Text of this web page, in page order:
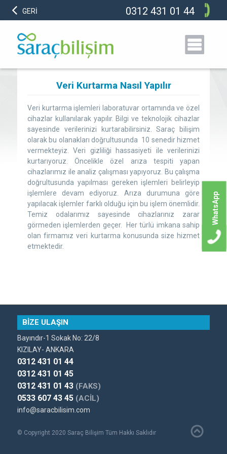
GERİ 0312 431 01 44
Veri Kurtarma Nasıl Yapılır
Veri kurtarma işlemleri laboratuvar ortamında ve özel
cihazlar kullanılarak yapılır. Bilgi ve teknolojik cihazlar
sayesinde verilerinizi kurtarabilirsiniz. Saraç bilişim
olarak bu olanakları doğrultusunda 10 senedir hizmet
vermekteyiz. Veri gizliliği hassasiyeti ile verilerinizi
kurtarıyoruz. Öncelikle özel arıza tespiti yapan
cihazlarımız ile analiz çalışması yapıyoruz. Bu çalışma
doğrultusunda yapılması gereken işlemleri belirleyip
işlemlere devam ediyoruz. Arıza durumuna göre
yapılacak işlemler farklı olduğu için bu işlem önemlidir.
Temiz odalarımız sayesinde cihazlarınız zarar
görmeden işlemlerden geçer. Her türlü imkana sahip
olan firmamız veri kurtarma konusunda size hizmet
etmektedir.
BİZE ULAŞIN
Bayındır-1 Sokak No: 22/8
KIZILAY- ANKARA
0312 431 01 44
0312 431 01 45
0312 431 01 43 (FAKS)
0533 607 43 45 (ACİL)
info@saracbilisim.com
© Copyright 2020 Saraç Bilişim Tüm Hakkı Saklıdır
WhatsApp